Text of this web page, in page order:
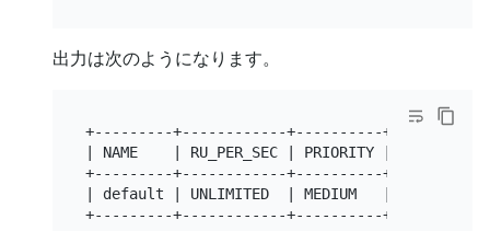
出力は次のようになります。
+---------+------------+----------
| NAME    | RU_PER_SEC | PRIORITY |
+---------+------------+----------
| default | UNLIMITED  | MEDIUM   | YES